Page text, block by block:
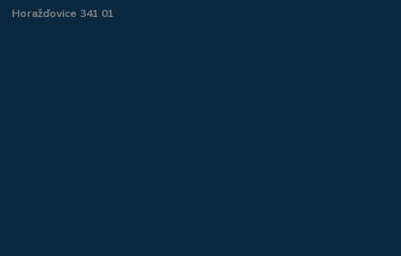
Horažďovice 341 01